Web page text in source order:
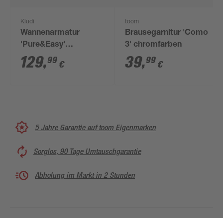
Kludi
Wannenarmatur
'Pure&Easy'
verchromt glänzend
silbern
129,99 €
toom
Brausegarnitur 'Como
3' chromfarben
39,99 €
5 Jahre Garantie auf toom Eigenmarken
Sorglos, 90 Tage Umtauschgarantie
Abholung im Markt in 2 Stunden